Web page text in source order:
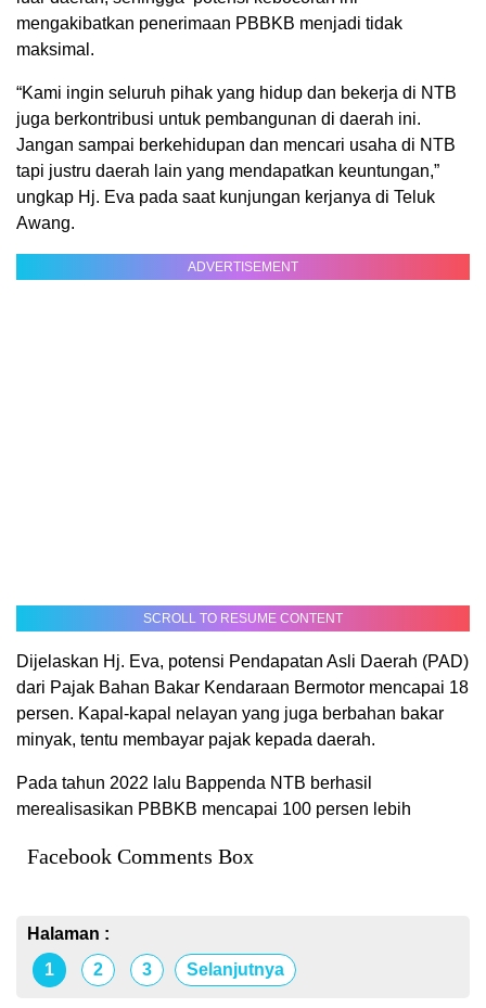
mengakibatkan penerimaan PBBKB menjadi tidak
maksimal.
“Kami ingin seluruh pihak yang hidup dan bekerja di NTB
juga berkontribusi untuk pembangunan di daerah ini.
Jangan sampai berkehidupan dan mencari usaha di NTB
tapi justru daerah lain yang mendapatkan keuntungan,”
ungkap Hj. Eva pada saat kunjungan kerjanya di Teluk
Awang.
ADVERTISEMENT
SCROLL TO RESUME CONTENT
Dijelaskan Hj. Eva, potensi Pendapatan Asli Daerah (PAD)
dari Pajak Bahan Bakar Kendaraan Bermotor mencapai 18
persen. Kapal-kapal nelayan yang juga berbahan bakar
minyak, tentu membayar pajak kepada daerah.
Pada tahun 2022 lalu Bappenda NTB berhasil
merealisasikan PBBKB mencapai 100 persen lebih
Facebook Comments Box
Halaman :
1
2 3 Selanjutnya